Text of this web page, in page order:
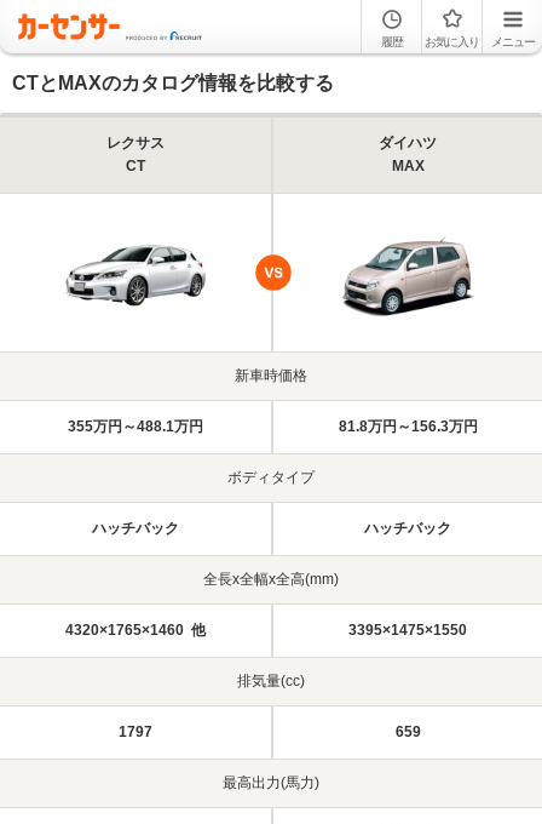
履歴 お気に入り メニュー
CTとMAXのカタログ情報を比較する
レクサス
CT
ダイハツ
MAX
新車時価格
355万円～488.1万円 81.8万円～156.3万円
ボディタイプ
ハッチバック ハッチバック
全長x全幅x全高(mm)
4320×1765×1460 他 3395×1475×1550
排気量(cc)
1797 659
最高出力(馬力)